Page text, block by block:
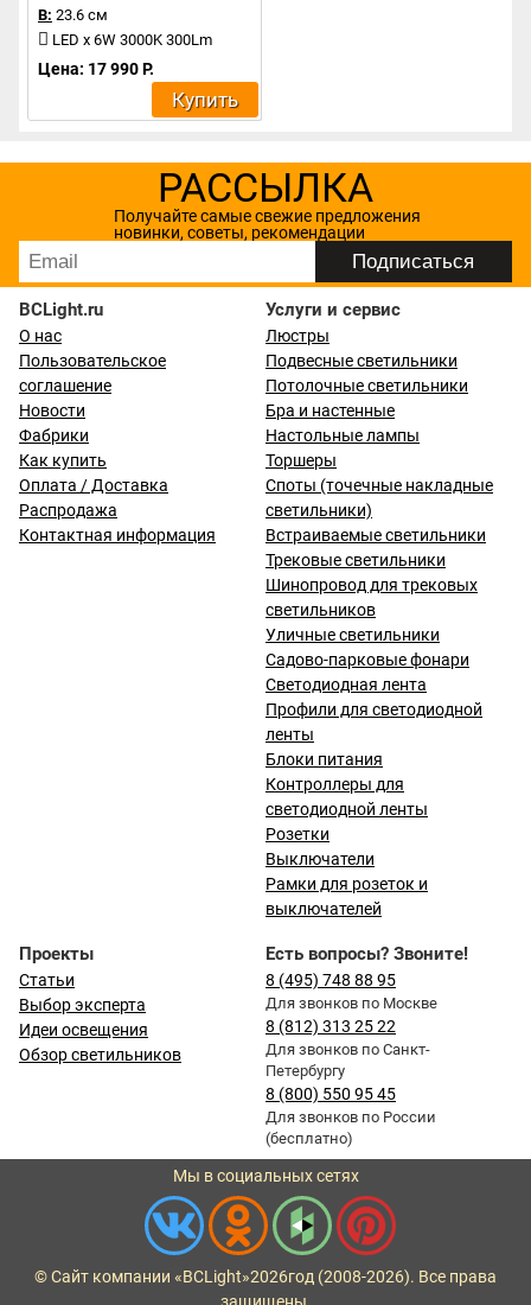
В: 23.6 см
LED x 6W 3000K 300Lm
Цена: 17 990 Р.
Купить
РАССЫЛКА
Получайте самые свежие предложения
новинки, советы, рекомендации
BCLight.ru
О нас
Пользовательское
соглашение
Новости
Фабрики
Как купить
Оплата / Доставка
Распродажа
Контактная информация
Услуги и сервис
Люстры
Подвесные светильники
Потолочные светильники
Бра и настенные
Настольные лампы
Торшеры
Споты (точечные накладные
светильники)
Встраиваемые светильники
Трековые светильники
Шинопровод для трековых
светильников
Уличные светильники
Садово-парковые фонари
Светодиодная лента
Профили для светодиодной
ленты
Блоки питания
Контроллеры для
светодиодной ленты
Розетки
Выключатели
Рамки для розеток и
выключателей
Проекты
Статьи
Выбор эксперта
Идеи освещения
Обзор светильников
Есть вопросы? Звоните!
8 (495) 748 88 95
Для звонков по Москве
8 (812) 313 25 22
Для звонков по Санкт-
Петербургу
8 (800) 550 95 45
Для звонков по России
(бесплатно)
Мы в социальных сетях
© Сайт компании «BCLight»2026год (2008-2026). Все права